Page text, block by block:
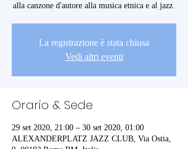
La registrazione è stata chiusa
Vedi altri eventi
Orario & Sede
29 set 2020, 21:00 – 30 set 2020, 01:00
ALEXANDERPLATZ JAZZ CLUB, Via Ostia,